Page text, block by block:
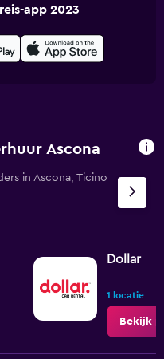
app 2023
Ascona
in Ascona, Ticino
Dollar
1 locatie
Bekijk